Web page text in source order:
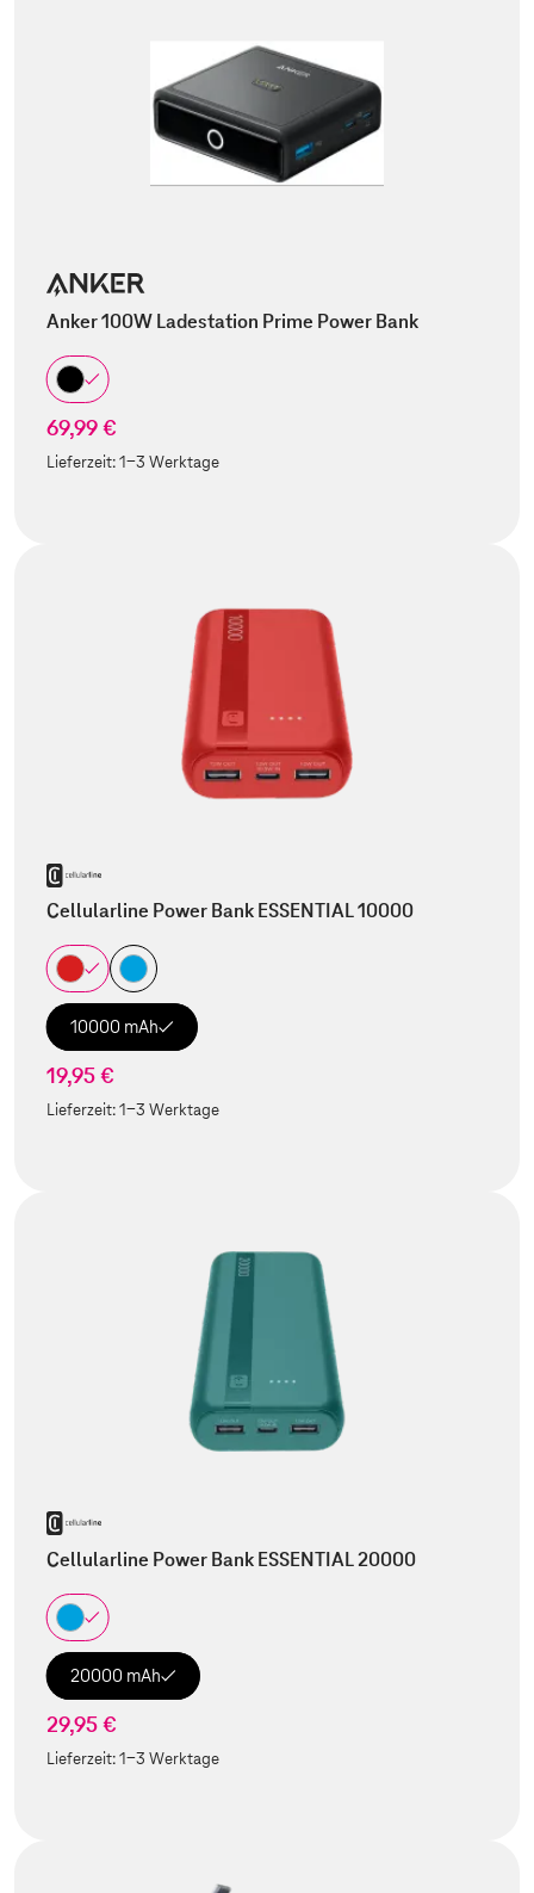
Anker 100W Ladestation Prime Power Bank
69,99 €
Lieferzeit:1-3 Werktage
Cellularline Power Bank ESSENTIAL 10000
10000 mAh
19,95 €
Lieferzeit:1-3 Werktage
Cellularline Power Bank ESSENTIAL 20000
20000 mAh
29,95 €
Lieferzeit:1-3 Werktage